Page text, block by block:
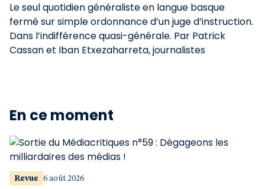
Le seul quotidien généraliste en langue basque
fermé sur simple ordonnance d’un juge d’instruction.
Dans l’indifférence quasi-générale. Par Patrick
Cassan et Iban Etxezaharreta, journalistes
En ce moment
Revue 6 août 2026